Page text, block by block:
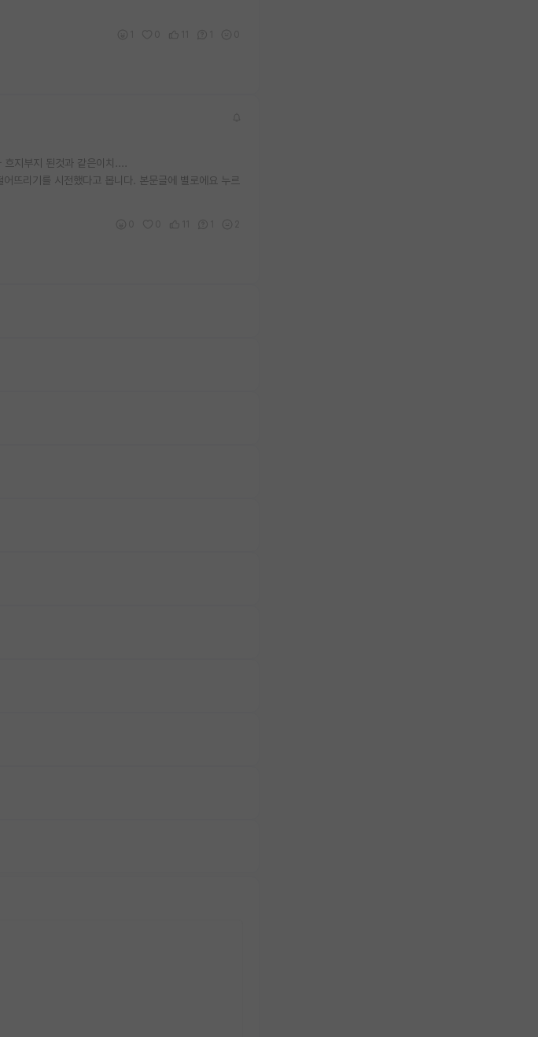
지부지 된것과 같은이치....
뜨리기를 시전했다고 봅니다. 본문글에 별로에요 누르